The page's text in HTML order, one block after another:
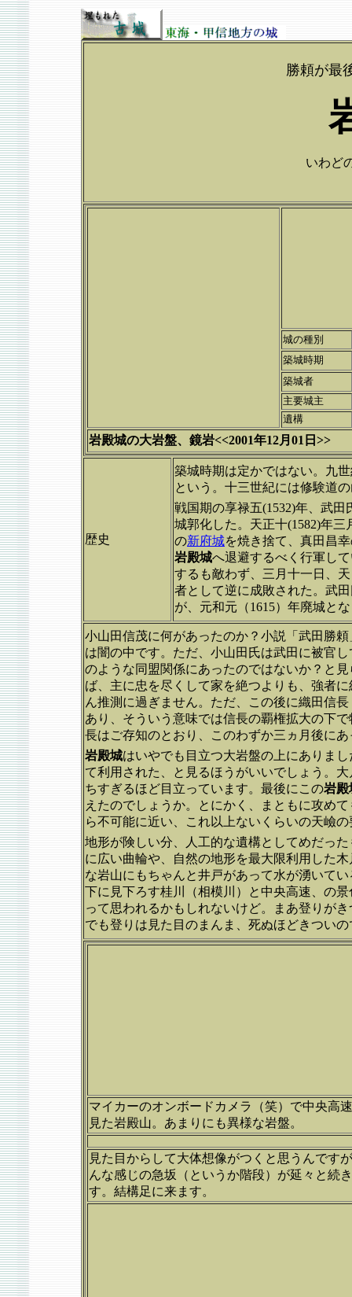
勝頼が最
いわど
城の種別
築城時期
築城者
主要城主
遺構
岩殿城の大岩盤、鏡岩<<2001年12月01日>>
歴史
築城時期は定かではない。九
という。十三世紀には修験道
戦国期の享禄五(1532)年、武
城郭化した。天正十(1582)年
の新府城を焼き捨て、真田昌
岩殿城へ退避するべく行軍し
するも敵わず、三月十一日、
者として逆に成敗された。武
が、元和元（1615）年廃城と
小山田信茂に何があったのか？小説「武田勝
は闇の中です。ただ、小山田氏は武田に被官
のような同盟関係にあったのではないか？と
ば、主に忠を尽くして家を絶つよりも、強者
ん推測に過ぎません。ただ、この後に織田信
あり、そういう意味では信長の覇権拡大の下
長はご存知のとおり、このわずか三ヵ月後に
岩殿城はいやでも目立つ大岩盤の上にありま
て利用された、と見るほうがいいでしょう。
ちすぎるほど目立っています。最後にこの岩殿
えたのでしょうか。とにかく、まともに攻め
ら不可能に近い、これ以上ないくらいの天嶮
地形が険しい分、人工的な遺構としてめだっ
に広い曲輪や、自然の地形を最大限利用した
な岩山にもちゃんと井戸があって水が湧いて
下に見下ろす桂川（相模川）と中央高速、の
って思われるかもしれないけど。まあ登りが
でも登りは見た目のまんま、死ぬほどきつい
マイカーのオンボードカメラ（笑）で中央高
見た岩殿山。あまりにも異様な岩盤。
見た目からして大体想像がつくと思うんです
んな感じの急坂（というか階段）が延々と続
す。結構足に来ます。